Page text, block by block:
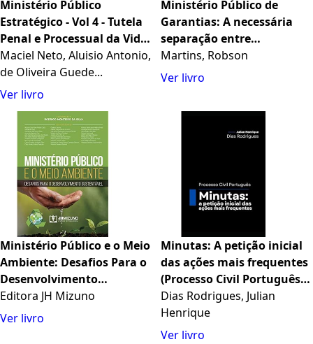
Ministério Público
Estratégico - Vol 4 - Tutela
Penal e Processual da Vida
- 1ª Ed - 2023: Volume 4
Maciel Neto, Aluisio Antonio,
de Oliveira Guede...
Ver livro
Ministério Público de
Garantias: A necessária
separação entre
investigação e acusação
Martins, Robson
Ver livro
Ministério Público e o Meio
Ambiente: Desafios Para o
Desenvolvimento
Sustentável
Editora JH Mizuno
Ver livro
Minutas: A petição inicial
das ações mais frequentes
(Processo Civil Português)
(Portuguese Edition)
Dias Rodrigues, Julian
Henrique
Ver livro